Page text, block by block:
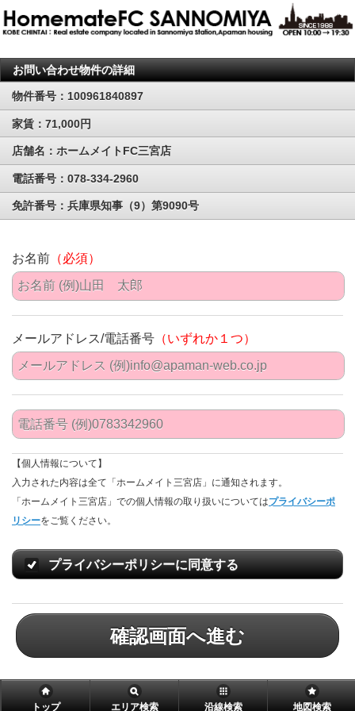
お問い合わせ物件の詳細
物件番号：100961840897
家賃：71,000円
店舗名：ホームメイトFC三宮店
電話番号：078-334-2960
免許番号：兵庫県知事（9）第9090号
お名前 （必須）
メールアドレス/電話番号 （いずれか１つ）
【個人情報について】
入力された内容は全て「ホームメイト三宮店」に通知されます。
「ホームメイト三宮店」での個人情報の取り扱いについてはプライバシーポ
リシーをご覧ください。
プライバシーポリシーに同意する
確認画面へ進む
トップ エリア検索 沿線検索 地図検索